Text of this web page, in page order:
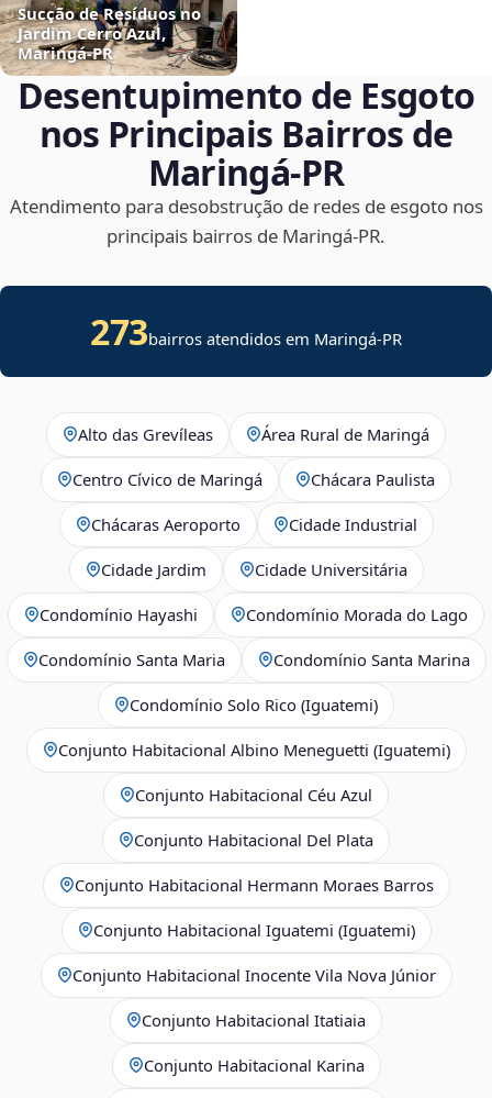
Sucção de Resíduos no
Jardim Cerro Azul,
Maringá‑PR
Desentupimento de Esgoto
nos Principais Bairros de
Maringá‑PR
Atendimento para desobstrução de redes de esgoto nos
principais bairros de Maringá‑PR.
273bairros atendidos em Maringá-PR
Alto das Grevíleas Área Rural de Maringá
Centro Cívico de Maringá Chácara Paulista
Chácaras Aeroporto Cidade Industrial
Cidade Jardim Cidade Universitária
Condomínio Hayashi Condomínio Morada do Lago
Condomínio Santa Maria Condomínio Santa Marina
Condomínio Solo Rico (Iguatemi)
Conjunto Habitacional Albino Meneguetti (Iguatemi)
Conjunto Habitacional Céu Azul
Conjunto Habitacional Del Plata
Conjunto Habitacional Hermann Moraes Barros
Conjunto Habitacional Iguatemi (Iguatemi)
Conjunto Habitacional Inocente Vila Nova Júnior
Conjunto Habitacional Itatiaia
Conjunto Habitacional Karina